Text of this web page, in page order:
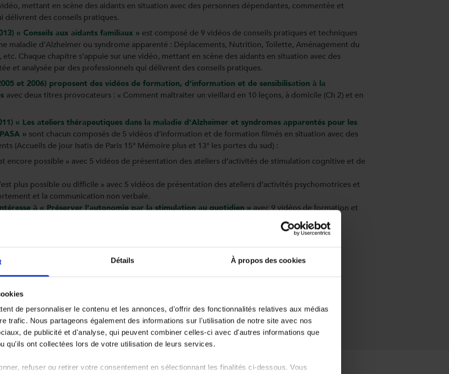
Détails À propos des cookies
de personnaliser le contenu et les annonces, d'offrir des fonctionnalités relatives aux médias
trafic. Nous partageons également des informations sur l'utilisation de notre site avec nos
de publicité et d'analyse, qui peuvent combiner celles-ci avec d'autres informations que
qu'ils ont collectées lors de votre utilisation de leurs services.
refuser ou retirer votre consentement en sélectionnant les finalités ci-dessous. Vous
mettant en scène des aidants en situation avec des personnes dépendantes, commentée et
délivrent des conseils pratiques.
« Conseils aux aidants familiaux » est composé de 9 vidéos de conseils pratiques et techniques
maladie d’Alzheimer ou syndrome apparenté : Déplacements, Nutrition, Toilette, Aménagement du
Chaque chapitre s’appuie sur une vidéo, mettant en scène des aidants en situation avec des
et analysée par des professionnels qui délivrent des conseils pratiques.
et 2006) proposent des vidéos de formation, d’information et de sensibilisation à la
avec deux titres provocateurs : « Comment maltraiter un vieillard en 10 leçons, à domicile (Ch 2) et en
« Les ateliers thérapeutiques dans la maladie d’Alzheimer et syndromes apparentés pour les
» sont chacun composés de 5 vidéos d’information et de formation filmés en situation avec des
(Accueils de jour Isatis de Paris 15° Mémoire plus et 13° les portes du sud) :
encore possible » avec 5 vidéos de présentation des ateliers d’activités de stimulation cognitive et de
plus possible ou difficile » avec 5 vidéos de présentation des ateliers d’activités psychomotrices et
et la communication non verbale.
à « Préserver l’autonomie par la stimulation au quotidien »avec 9 vidéos de formation et
des personnes âgées dépendantes, à domicile ou en institution.
quotidienne aux personnes âgées dépendantes »
propose quant à lui 19 vidéos de
pour l’aide aux personnes âgées dépendantes en institution.